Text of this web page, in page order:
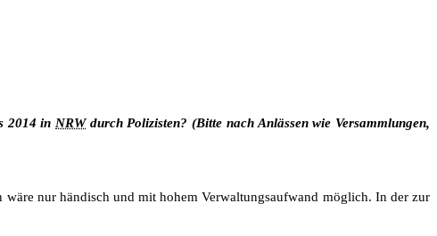
2014 in NRWdurch Polizisten? (Bitte nach Anlässen wie Versammlungen,
nur händisch und mit hohem Verwaltungsaufwand möglich. In der zur